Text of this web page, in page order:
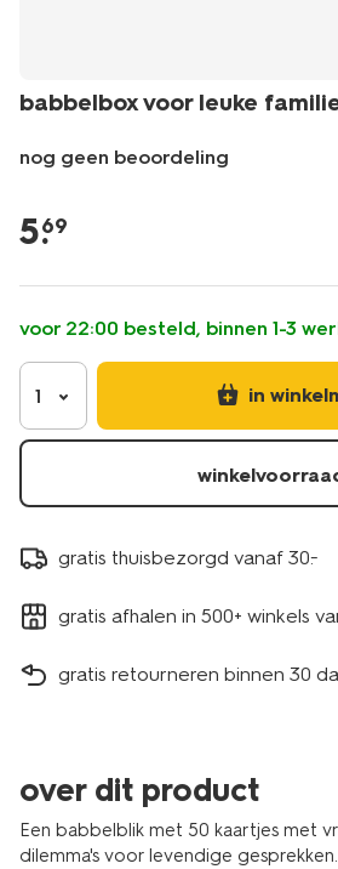
babbelbox voor leuke
nog geen beoordeling
hobby/spellen/babbelbox-
voor-
families-
61160236.html
5.
69
voor 22:00 besteld, binnen 1-3
1 in
gratis thuisbezorgd vanaf 30.-
gratis afhalen in 500+ winkels
gratis retourneren binnen 30
over dit product
Een babbelblik met 50 kaartjes met
dilemma's voor levendige